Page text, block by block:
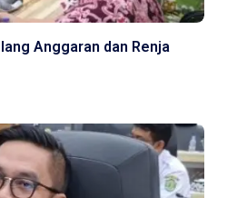
Anggaran dan Renja